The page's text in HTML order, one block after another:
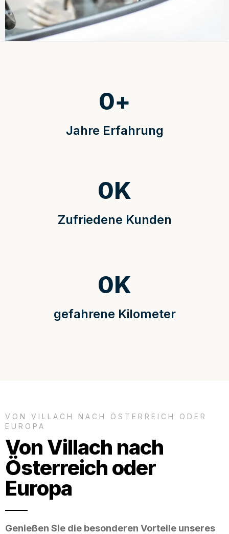
Jahre Erfahrung
0+
Zufriedene Kunden
0K
gefahrene Kilometer
0K
VON VILLACH NACH ÖSTERREICH ODER
EUROPA
Von Villach nach
Österreich oder
Europa
Genießen Sie die besonderen Vorteile unseres